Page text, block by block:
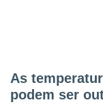
As
podem ser